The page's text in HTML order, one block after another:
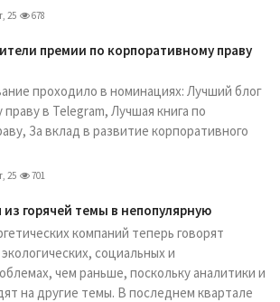
25 678
премии по корпоративному праву
проходило в номинациях: Лучший блог
в Telegram, Лучшая книга по
За вклад в развитие корпоративного
25 701
из горячей темы в непопулярную
компаний теперь говорят
социальных и
чем раньше, поскольку аналитики и
на другие темы. В последнем квартале